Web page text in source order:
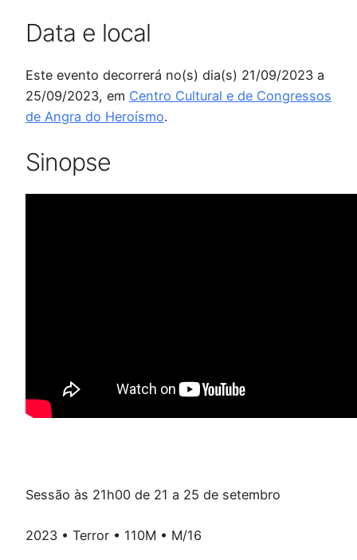
Data e local
Este evento decorrerá no(s) dia(s) 21/09/2023 a
25/09/2023, em Centro Cultural e de Congressos
de Angra do Heroísmo.
Sinopse
Sessão às 21h00 de 21 a 25 de setembro
2023 • Terror • 110M • M/16